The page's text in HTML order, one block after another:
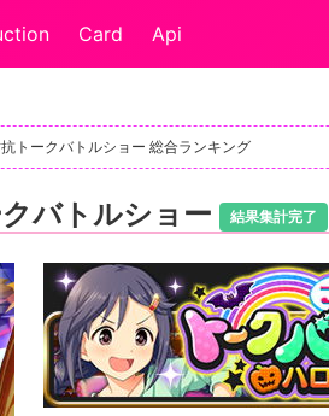
Card Api
トークバトルショー 総合ランキング
バトルショー 結果集計完了